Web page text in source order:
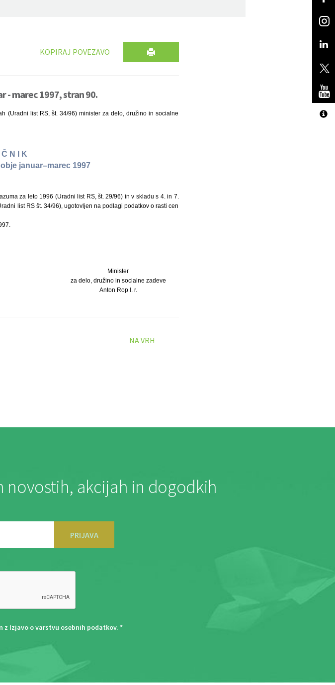
KOPIRAJ POVEZAVO
- marec 1997, stran 90.
(Uradni list RS, št. 34/96) minister za delo, družino in socialne
Č N I K
januar–marec 1997
za leto 1996 (Uradni list RS, št. 29/96) in v skladu s 4. in 7.
list RS št. 34/96), ugotovljen na podlagi podatkov o rasti cen
Minister
za delo, družino in socialne zadeve
Anton Rop l. r.
NA VRH
novostih, akcijah in dogodkih
PRIJAVA
z Izjavo o varstvu osebnih podatkov. *